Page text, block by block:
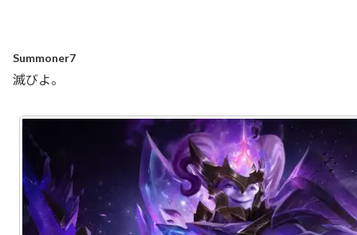
Summoner7
滅びよ。